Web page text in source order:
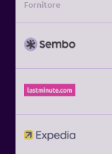
Fornitore